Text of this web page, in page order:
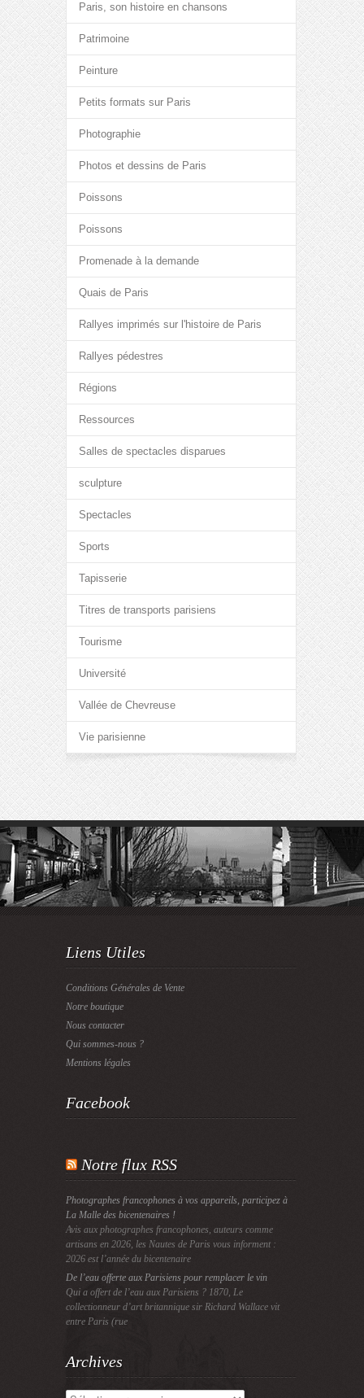
Paris, son histoire en chansons
Patrimoine
Peinture
Petits formats sur Paris
Photographie
Photos et dessins de Paris
Poissons
Poissons
Promenade à la demande
Quais de Paris
Rallyes imprimés sur l'histoire de Paris
Rallyes pédestres
Régions
Ressources
Salles de spectacles disparues
sculpture
Spectacles
Sports
Tapisserie
Titres de transports parisiens
Tourisme
Université
Vallée de Chevreuse
Vie parisienne
Liens Utiles
Conditions Générales de Vente
Notre boutique
Nous contacter
Qui sommes-nous ?
Mentions légales
Facebook
Notre flux RSS
Photographes francophones à vos appareils, participez à
La Malle des bicentenaires !
Avis aux photographes francophones, auteurs comme
artisans en 2026, les Nautes de Paris vous informent :
2026 est l’année du bicentenaire
De l’eau offerte aux Parisiens pour remplacer le vin
Qui a offert de l’eau aux Parisiens ? 1870, Le
collectionneur d’art britannique sir Richard Wallace vit
entre Paris (rue
Archives